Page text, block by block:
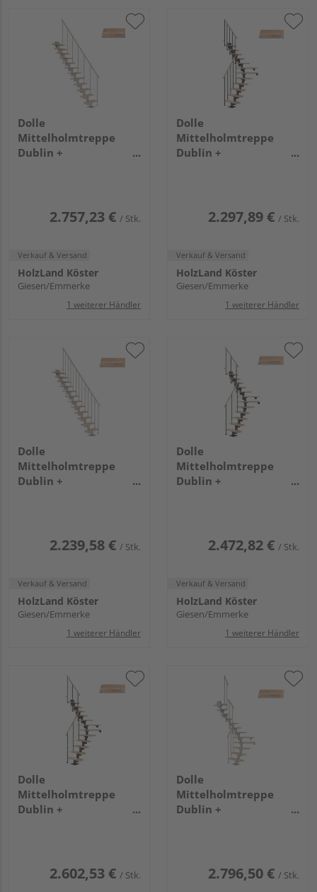
Dolle
Mittelholmtreppe
Dublin +
Metallkomp perlgrau
2.757,23 € / Stk.
Verkauf & Versand
HolzLand Köster
Giesen/Emmerke
1 weiterer Händler
Dolle
Mittelholmtreppe
Dublin +
Metallkomp anthrazit
2.297,89 € / Stk.
Verkauf & Versand
HolzLand Köster
Giesen/Emmerke
1 weiterer Händler
Dolle
Mittelholmtreppe
Dublin +
Metallkomp perlgrau
2.239,58 € / Stk.
Verkauf & Versand
HolzLand Köster
Giesen/Emmerke
1 weiterer Händler
Dolle
Mittelholmtreppe
Dublin +
Metallkomp anthrazit
2.472,82 € / Stk.
Verkauf & Versand
HolzLand Köster
Giesen/Emmerke
1 weiterer Händler
Dolle
Mittelholmtreppe
Dublin +
Metallkomp anthrazit
2.602,53 € / Stk.
Dolle
Mittelholmtreppe
Dublin +
Metallkomp perlgrau
2.796,50 € / Stk.